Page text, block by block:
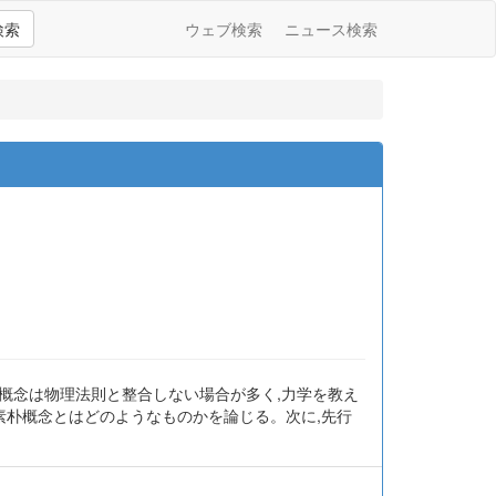
索 ウェブ検索 ニュース検索
は物理法則と整合しない場合が多く,力学を教え
概念とはどのようなものかを論じる。次に,先行